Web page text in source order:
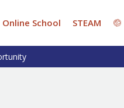
Online School STEAM